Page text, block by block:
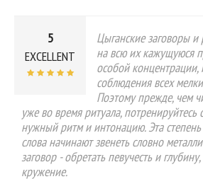
5
EXCELLENT
Цыганские заговоры и
на всю их кажущуюся
особой
соблюдения всех
Поэтому прежде, чем
уже во время ритуала, потренируйтесь
нужный ритм и интонацию. Эта
слова начинают звенеть словно
заговор - обретать певучесть и
кружение.